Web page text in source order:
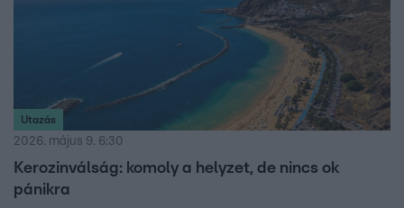
Utazás
2026. május 9. 6:30
Kerozinválság: komoly a helyzet, de nincs ok
pánikra